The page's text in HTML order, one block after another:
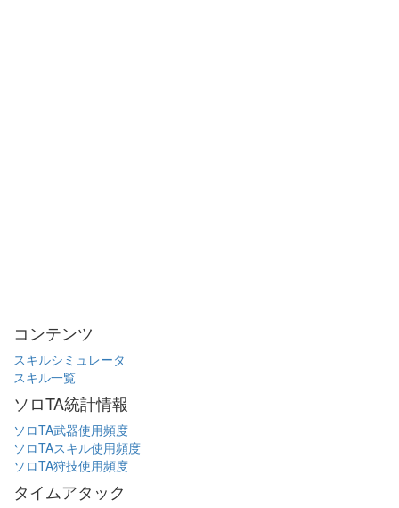
コンテンツ
スキルシミュレータ
スキル一覧
ソロTA統計情報
ソロTA武器使用頻度
ソロTAスキル使用頻度
ソロTA狩技使用頻度
タイムアタック